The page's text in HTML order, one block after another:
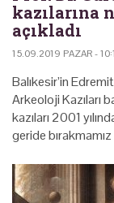
kazılarına
açıkladı
15.09.2019 PAZAR -
Balıkesir’in
Arkeoloji Kazıları
kazıları 2001
geride